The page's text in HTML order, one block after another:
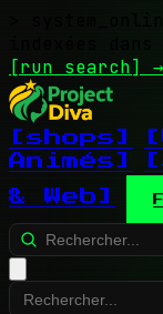
indexées
[run search] →
[shops]
Animés]
& Web]